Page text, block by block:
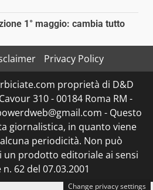
1° maggio: cambia tutto
Privacy Policy
proprietà di D&D
310 - 00184 Roma RM -
- Questo
giornalistica, in quanto viene
periodicità. Non può
prodotto editoriale ai sensi
62 del 07.03.2001
Change privacy settings